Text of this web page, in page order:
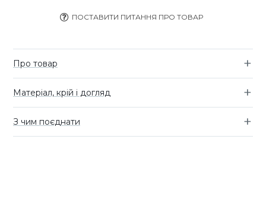
ПОСТАВИТИ ПИТАННЯ ПРО ТОВАР
Про товар
Матеріал, крій і догляд
З чим поєднати